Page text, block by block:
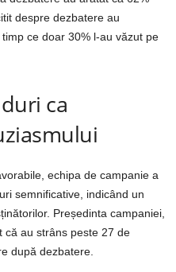
despre dezbatere au
ce doar 30% l-au văzut pe
ca
echipa de campanie a
semnificative, indicând un
Președinta campaniei,
că au strâns peste 27 de
după dezbatere.